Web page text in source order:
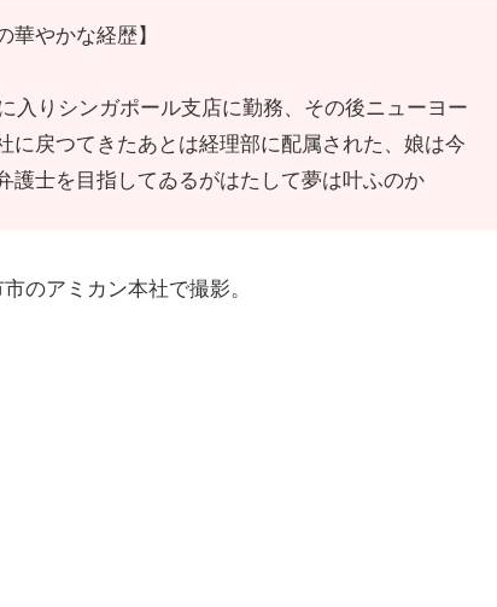
華やかな経歴】
入りシンガポール支店に勤務、その後ニューヨー
に戻つてきたあとは経理部に配属された、娘は今
護士を目指してゐるがはたして夢は叶ふのか
のアミカン本社で撮影。